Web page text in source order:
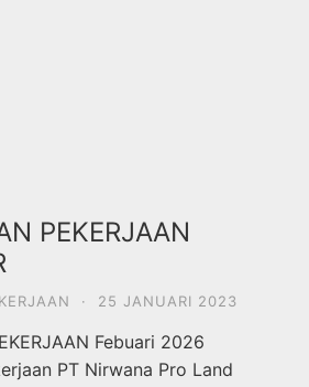
PEKERJAAN
· 25 JANUARI 2023
Febuari 2026
PT Nirwana Pro Land